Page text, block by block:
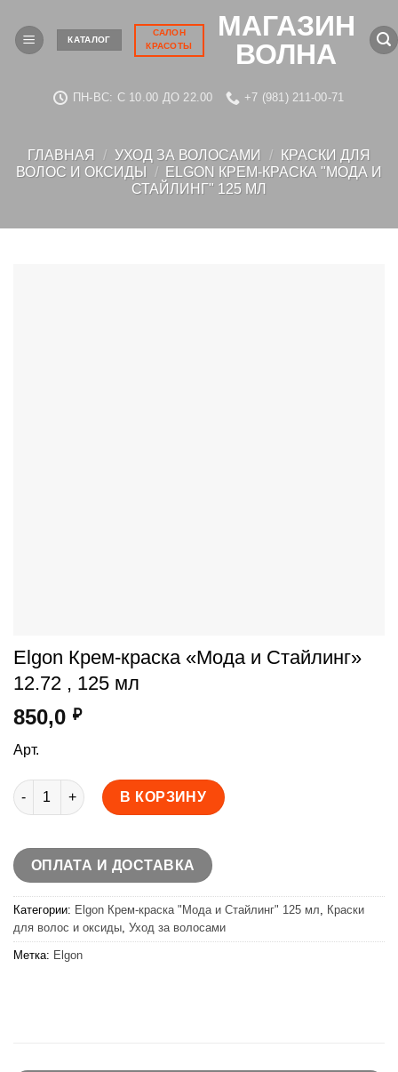
content
МАГАЗИН
ВОЛНА
КАТАЛОГ
САЛОН
КРАСОТЫ
ПН-ВС: C 10.00 ДО 22.00 +7 (981) 211-00-71
ГЛАВНАЯ / УХОД ЗА ВОЛОСАМИ /
КРАСКИ ДЛЯ
ВОЛОС И ОКСИДЫ
/
ELGON КРЕМ-КРАСКА "МОДА И
СТАЙЛИНГ" 125 МЛ
Elgon Крем-краска «Мода и Стайлинг»
12.72 , 125 мл
850,0 ₽
Арт.
Количество товара Elgon Крем-краска "Мода и Стайлинг"
В КОРЗИНУ
ОПЛАТА И ДОСТАВКА
Категории: Elgon Крем-краска "Мода и Стайлинг" 125 мл, Краски
для волос и оксиды, Уход за волосами
Метка: Elgon